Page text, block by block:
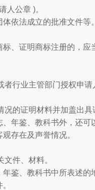
人公章 )。
依法成立的批准文件
、证明商标注册的，
行业主管部门授权申
的证明材料并加盖出具
年鉴、教科书外，还
存在及声誉情况。
件、材料。
鉴、教科书中所表述